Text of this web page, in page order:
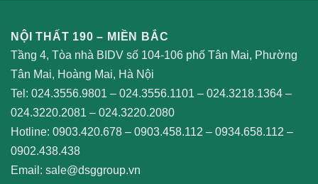
NỘI THẤT 190 – MIỀN BẮC
Tầng 4, Tòa nhà BIDV số 104-106 phố Tân Mai, Phường
Tân Mai, Hoàng Mai, Hà Nội
Tel: 024.3556.9801 – 024.3556.1101 – 024.3218.1364 –
024.3220.2081 – 024.3220.2080
Hotline: 0903.420.678 – 0903.458.112 – 0934.658.112 –
0902.438.438
Email: sale@dsggroup.vn